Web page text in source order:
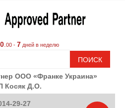
00 - 7 дней в неделю
ПОИСК
ООО «Франке Украина»
Косяк Д.О.
29-27